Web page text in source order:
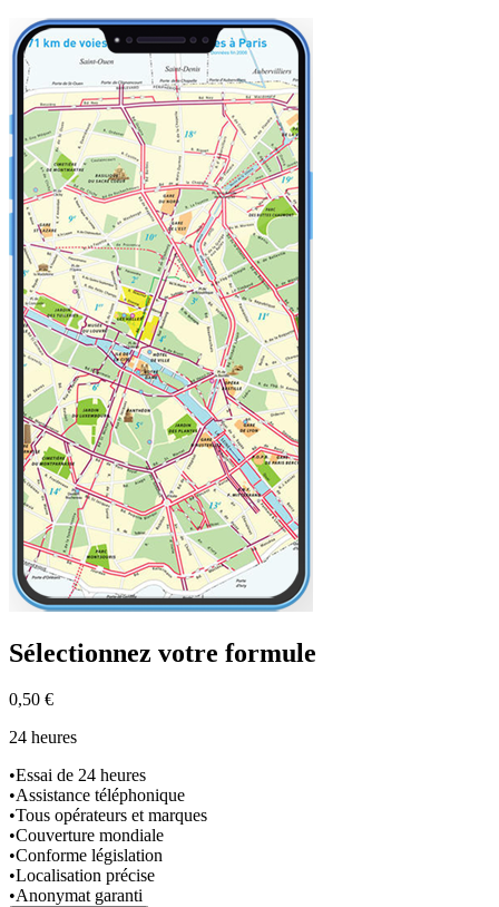
Sélectionnez votre formule
0,50 €
24 heures
•Essai de 24 heures
•Assistance téléphonique
•Tous opérateurs et marques
•Couverture mondiale
•Conforme législation
•Localisation précise
•Anonymat garanti